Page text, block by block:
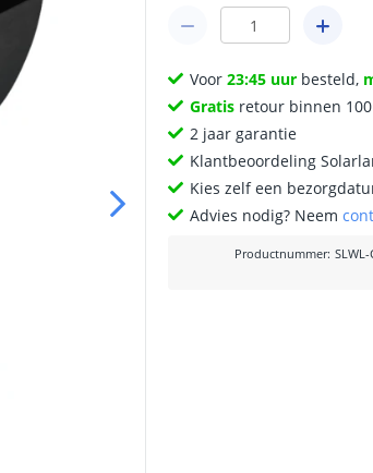
Voor23:45 uur besteld,
Gratis retour binnen
2 jaar garantie
Klantbeoordeling
Kies zelf een
Advies nodig? Neem
Productnummer: SLWL-